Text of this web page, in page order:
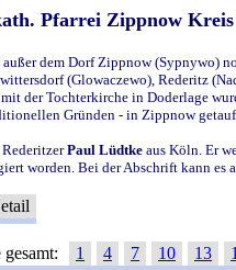
Pfarrei Zippnow
dem Dorf Zippnow (Sypnywo)
(Glowaczewo), Rederitz
der Tochterkirche in Doderlage
Gründen - in Zippnow
Paul Lüdtke aus Köln. Er
worden. Bei der Abschrift kann es
1 4 7 10 13